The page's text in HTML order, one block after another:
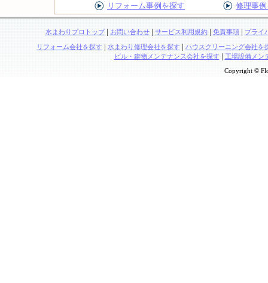
リフォーム事例を探す 修理事
水まわりプロトップ| お問い合わせ| サービス利用規約| 免責事項| プライ
リフォーム会社を探す | 水まわり修理会社を探す | ハウスクリーニング会社を
ビル・建物メンテナンス会社を探す| 工場設備メン
Copyright ©